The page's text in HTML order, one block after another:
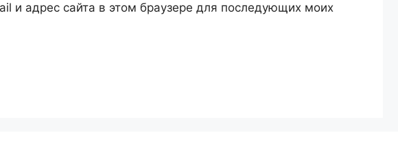
и адрес сайта в этом браузере для последующих моих